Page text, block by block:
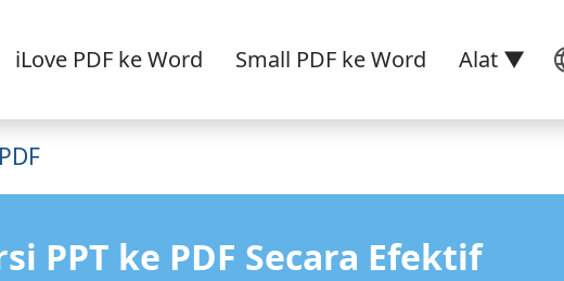
iLove PDF ke Word Small PDF ke Word Alat ▼
PPT ke PDF Secara Efektif